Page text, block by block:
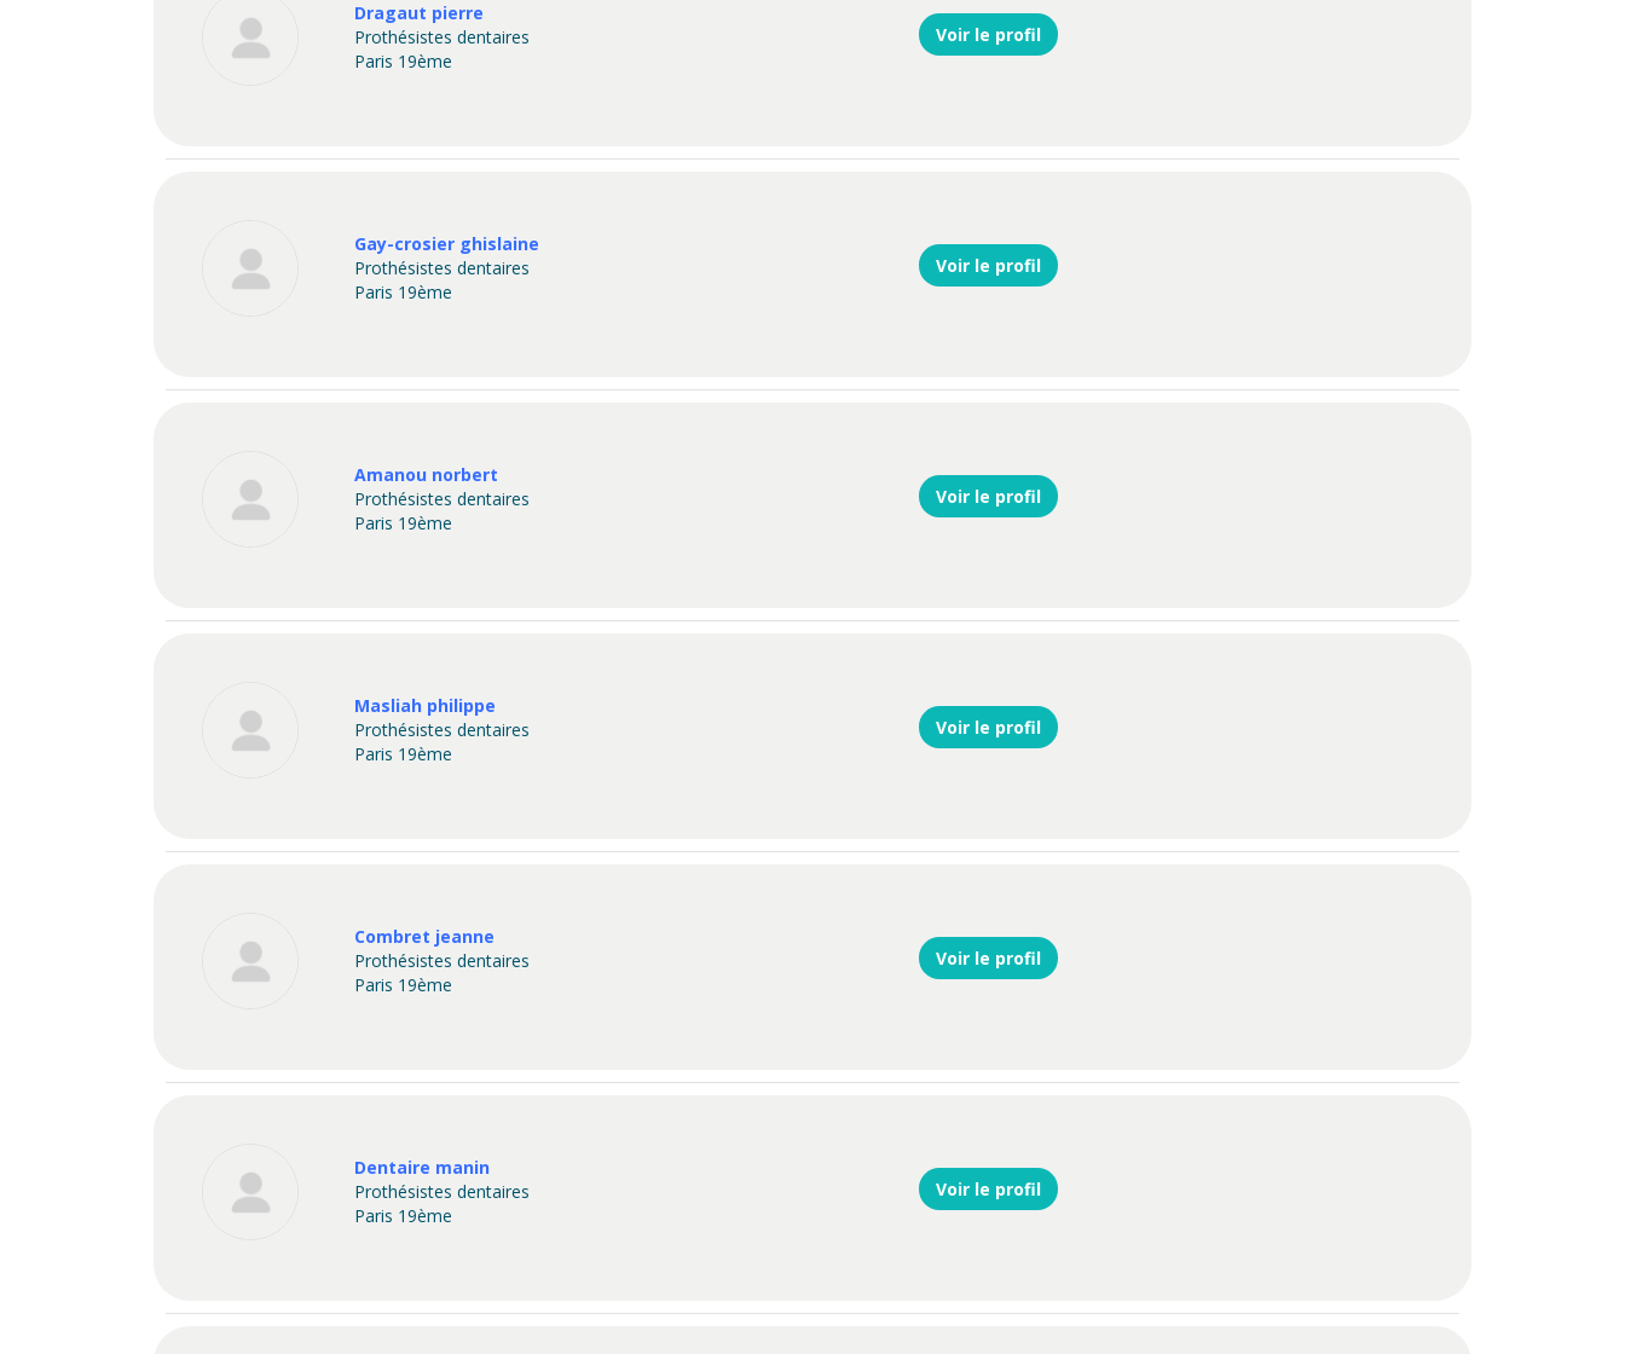
Dragaut pierre
Prothésistes dentaires
Paris 19ème
Voir le profil
Gay-crosier ghislaine
Prothésistes dentaires
Paris 19ème
Voir le profil
Amanou norbert
Prothésistes dentaires
Paris 19ème
Voir le profil
Masliah philippe
Prothésistes dentaires
Paris 19ème
Voir le profil
Combret jeanne
Prothésistes dentaires
Paris 19ème
Voir le profil
Dentaire manin
Prothésistes dentaires
Paris 19ème
Voir le profil